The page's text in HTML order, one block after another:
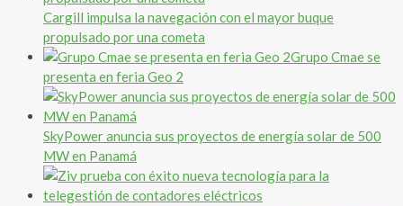
Cargill impulsa la navegación con el mayor buque
propulsado por una cometa
Grupo Cmae se
presenta en feria Geo 2
SkyPower anuncia sus proyectos de energía solar de 500
MW en Panamá